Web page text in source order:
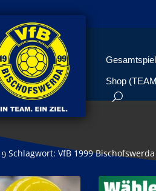
Shop
9 Schlagwort: VfB 1999 Bischofswerda